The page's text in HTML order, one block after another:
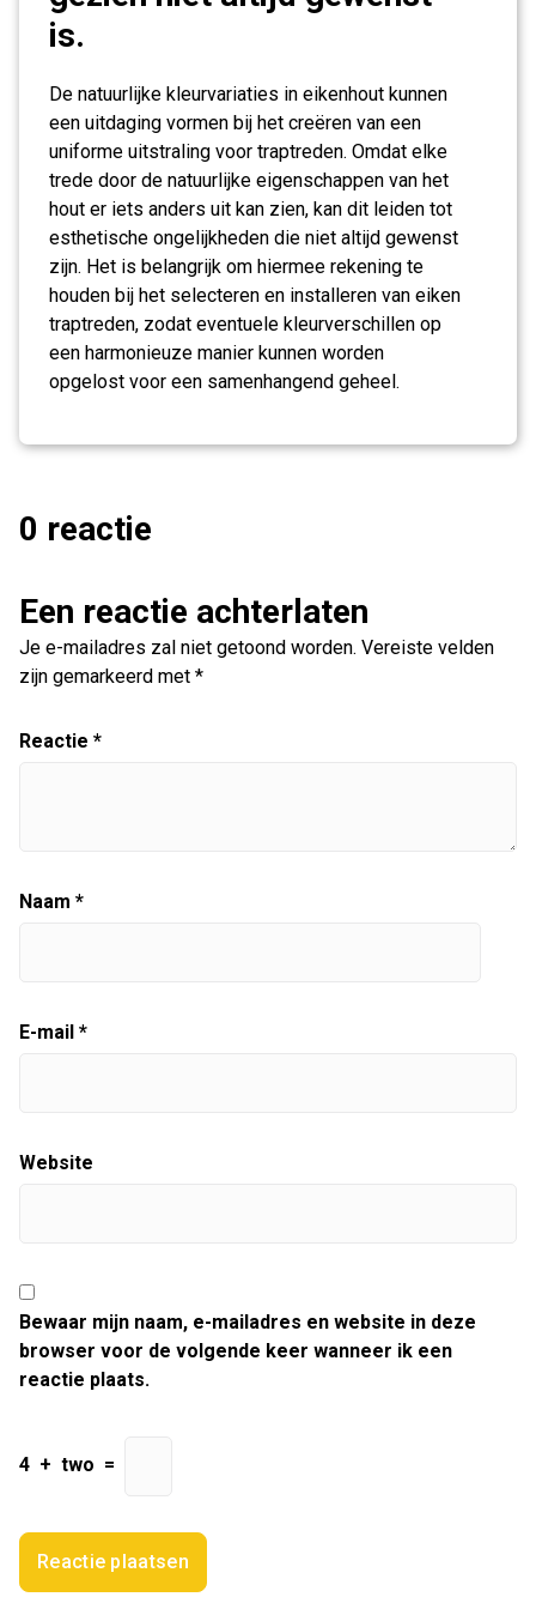
is.
De natuurlijke kleurvariaties in eikenhout kunnen
een uitdaging vormen bij het creëren van een
uniforme uitstraling voor traptreden. Omdat elke
trede door de natuurlijke eigenschappen van het
hout er iets anders uit kan zien, kan dit leiden tot
esthetische ongelijkheden die niet altijd gewenst
zijn. Het is belangrijk om hiermee rekening te
houden bij het selecteren en installeren van eiken
traptreden, zodat eventuele kleurverschillen op
een harmonieuze manier kunnen worden
opgelost voor een samenhangend geheel.
0 reactie
Een reactie achterlaten
Je e-mailadres zal niet getoond worden. Vereiste velden
zijn gemarkeerd met *
Reactie *
Naam *
E-mail *
Website
Bewaar mijn naam, e-mailadres en website in deze
browser voor de volgende keer wanneer ik een
reactie plaats.
4 + two =